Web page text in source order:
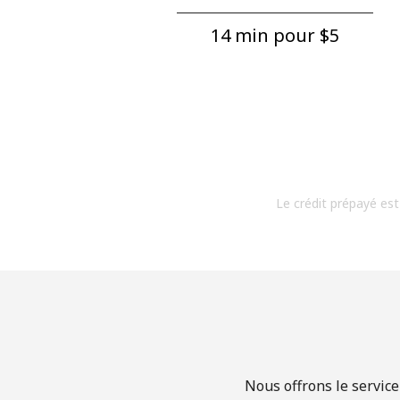
14 min pour ⁦$5⁩
Le crédit prépayé
Nous offrons le